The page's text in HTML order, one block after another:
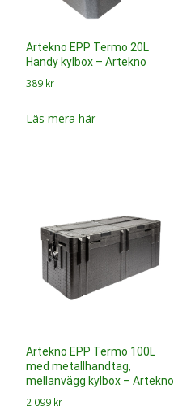
Artekno EPP Termo 20L
Handy kylbox – Artekno
389 kr
Läs mera här
Artekno EPP Termo 100L
med metallhandtag,
mellanvägg kylbox – Artekno
2 099 kr